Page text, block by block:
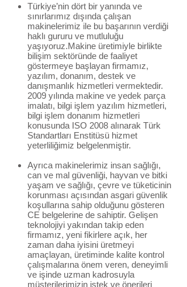
Türkiye’nin dört bir yanında ve
sınırlarımız dışında çalışan
makinelerimiz ile bu başarının verdiği
haklı gururu ve mutluluğu
yaşıyoruz.Makine üretimiyle birlikte
bilişim sektöründe de faaliyet
göstermeye başlayan firmamız,
yazılım, donanım, destek ve
danışmanlık hizmetleri vermektedir.
2009 yılında makine ve yedek parça
imalatı, bilgi işlem yazılım hizmetleri,
bilgi işlem donanım hizmetleri
konusunda ISO 2008 alınarak Türk
Standartları Enstitüsü hizmet
yeterliliğimiz belgelenmiştir.
Ayrıca makinelerimiz insan sağlığı,
can ve mal güvenliği, hayvan ve bitki
yaşam ve sağlığı, çevre ve tüketicinin
korunması açısından asgari güvenlik
koşullarına sahip olduğunu gösteren
CE belgelerine de sahiptir. Gelişen
teknolojiyi yakından takip eden
firmamız, yeni fikirlere açık, her
zaman daha iyisini üretmeyi
amaçlayan, üretiminde kalite kontrol
çalışmalarına önem veren, deneyimli
ve işinde uzman kadrosuyla
müşterilerimizin istek ve önerileri